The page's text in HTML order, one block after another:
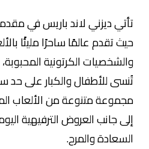
تأتيديزني لاند باريسفي
حيث تقدم عالمًا ساحرًا مليئًا
والشخصيات الكرتونية
تُنسى للأطفال والكبار على حد
مجموعة متنوعة من الألعاب
إلى جانب العروض الترفيهية
السعادة والمرح.